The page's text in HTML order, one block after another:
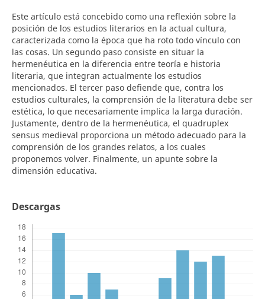
Este artículo está concebido como una reflexión sobre la
posición de los estudios literarios en la actual cultura,
caracterizada como la época que ha roto todo vínculo con
las cosas. Un segundo paso consiste en situar la
hermenéutica en la diferencia entre teoría e historia
literaria, que integran actualmente los estudios
mencionados. El tercer paso defiende que, contra los
estudios culturales, la comprensión de la literatura debe ser
estética, lo que necesariamente implica la larga duración.
Justamente, dentro de la hermenéutica, el quadruplex
sensus medieval proporciona un método adecuado para la
comprensión de los grandes relatos, a los cuales
proponemos volver. Finalmente, un apunte sobre la
dimensión educativa.
Descargas